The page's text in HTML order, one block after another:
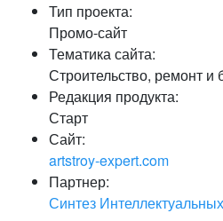
или войдите
Тип проекта:
Промо-сайт
Тематика сайта:
Строительство, ремонт и
Редакция продукта:
Старт
Сайт:
artstroy-expert.com
Партнер:
Синтез